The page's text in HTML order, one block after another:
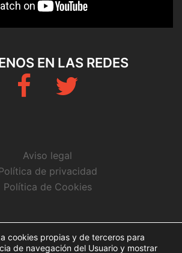
EN LAS REDES
Fb Twitter
Aviso legal
de privacidad
Política de Cookies
CONTACTO
cookies propias y de terceros para
de navegación del Usuario y mostrar